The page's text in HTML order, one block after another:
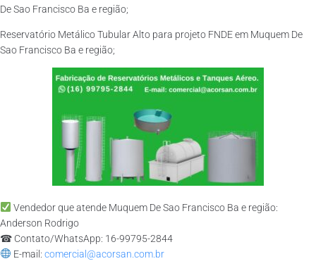
De Sao Francisco Ba e região;
Reservatório Metálico Tubular Alto para projeto FNDE em Muquem De
Sao Francisco Ba e região;
Vendedor que atende Muquem De Sao Francisco Ba e região:
Anderson Rodrigo
☎ Contato/WhatsApp: 16-99795-2844
E-mail: comercial@acorsan.com.br